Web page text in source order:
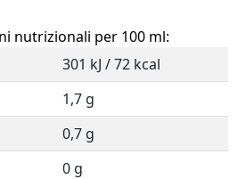
nutrizionali per 100 ml:
301 kJ / 72 kcal
1,7 g
0,7 g
0 g